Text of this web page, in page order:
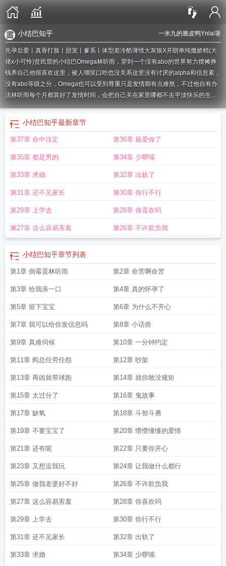
一米九的脆皮鸭Ynla/著
小结巴知乎
先孕后爱丨真香打脸丨甜宠丨爹系丨体型差冷酷薄情大灰狼X开朗单纯撒娇精(大
佬x小可怜)贫民窟的小结巴Omega林听雨，穿到一个没有abo的世界努力摆摊挣
钱养自己他很喜欢这里，被人嘲笑口吃也没关系这里没有讨厌的alpha和信息素，
没有abo等级之分，Omega也可以受到尊重只是发情期有点难熬，不过他自有办
法林听雨每个月都算好了发情时间，会把自己关在家里哪都不去平淡快乐的生活
就这样稳定的进行着，直到某天，一个男人的出现，打乱了一切七天纵欢，发情
期结束的林听雨终于清醒，发现身旁躺了个高大健壮的陌生男人林听雨浑身吻
痕，短发抓得糟乱，苦恼欲哭“完，完蛋了，我会，我会怀孕的。”男人脸色阴沉：
“……穿衣服，我带你去医院看看脑子。”——小剧场：小结巴不听话，被大灰狼凶
你这样的alpha！”坏男人冷漠无情：“把你那张胡说八道的嘴闭上，我不是你说的
什么阿什么法。”小结巴乖乖闭嘴，内心不服吐槽：哼，他都不能标记我，还不如
一旁监督他的男人敲脑袋“好好学习”林听雨捂着脑壳，装模作样哭诉“阎川！你不
讲理！你这个，大坏蛋！你就是嫌弃我，没文化！”他假装抹眼泪：“你把我，肚
嘴巴捂上小文盲话说不利索，狂言倒是不少每次一逼他学习就拿这说事，也是拿
这家伙没办法…——小结巴虽然结巴，但是个话痨因为太穷，也没怎么上过学人
穷志气短，吃饱穿暖就觉得幸福攻这辈子的耐性全放在听老婆说话上了食用指
南：①攻因身份关系，天生脸黑且吓人受初生牛犊不怕虎②1v1，酸酸甜甜日常向
③受是个很会得寸进尺的娇气包乐天派，脑回路有点清奇注：受是Omega穿越
的，全文只有他一个人具有ABO特征
小结巴是omega百度
读小结巴是omega番外TXT 小结巴是omega一米九的脆皮鸭
笔趣阁 小结巴是omega小结巴是omega免费阅读笔趣阁无弹窗
omega 番外by一米九
小结巴是OmegaTXT小结巴是omega免费阅读
小结巴知乎最新章节
第37章 命中注定 第36章 最爱你了
第35章 都是男的 第34章 少啰嗦
第33章 求婚 第32章 出轨了
第31章 还不见家长 第30章 你行不行
第29章 上学去 第28章 你喜欢吗
第27章 这么容易害羞 第26章 不许欺负我
小结巴知乎章节列表
第1章 倒霉蛋林听雨 第2章 命苦啊命苦
第3章 给我亲一口 第4章 真的怀孕了
第5章 留下宝宝 第6章 为什么不开心
第7章 我可以给你发信息吗 第8章 小话痨
第9章 真难伺候 第10章 一分钟约定
第11章 阎总任劳任怨 第12章 吵架
第13章 再凶就带球跑 第14章 就你敢没规矩
第15章 太过分了 第16章 鬼故事
第17章 缺氧 第18章 斗智斗勇
第19章 不要宝宝了 第20章 懵懵懂懂的爱情
第21章 还有呢 第22章 只要你开心
第23章 又想逗我玩 第24章 让我做什么都行
第25章 做我老婆好不好 第26章 不许欺负我
第27章 这么容易害羞 第28章 你喜欢吗
第29章 上学去 第30章 你行不行
第31章 还不见家长 第32章 出轨了
第33章 求婚 第34章 少啰嗦